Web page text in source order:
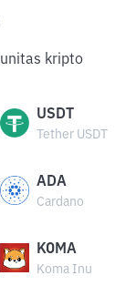
kripto
USDT
Tether USDT
ADA
Cardano
KOMA
Koma Inu